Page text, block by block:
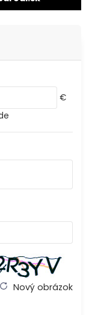
€
Nový obrázok